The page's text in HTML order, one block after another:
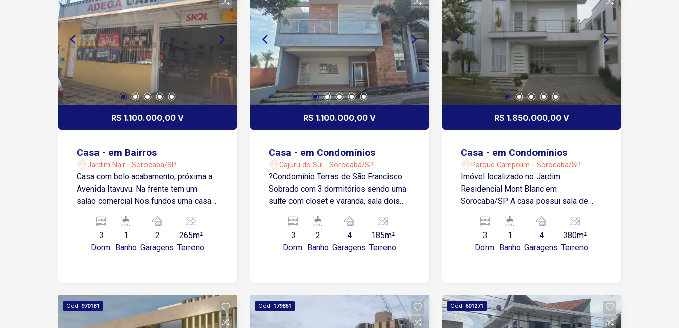
R$ 1.100.000,00 V
Casa - em Bairros
Jardim Nair - Sorocaba/SP
Casa com belo acabamento, próxima a
Avenida Itavuvu. Na frente tem um
salão comercial Nos fundos uma casa
suíte, sala de esta, sala de jantar,
cozinha com copa, banheiro social, área
de serviço. No piso superior: área
3
Dorm.
1
Banho
2
Garagens
265m²
Terreno
R$ 1.100.000,00 V
Casa - em Condomínios
Cajuru do Sul - Sorocaba/SP
?Condomínio Terras de São Francisco
Sobrado com 3 dormitórios sendo uma
suíte com closet e varanda, sala dois
cozinha,área de serviço, quintal espaço
gourmet com churrasqueira, 4 vagas de
garagem sendo 2 cobertas, portaria
3
Dorm.
2
Banho
4
Garagens
185m²
Terreno
R$ 1.850.000,00 V
Casa - em Condomínios
Parque Campolim - Sorocaba/SP
Imóvel localizado no Jardim
Residencial Mont Blanc em
Sorocaba/SP A casa possui sala de
painel de TV, pé direito, luminárias,
lareira, sanca. Cozinha com copa,
armários, gabinete, fogão, exaustor,
espelhos,sanca e luminárias e uma
hidro. Banheiro social Lavabo Área de
serviço e lavanderia com armários
3
Dorm.
1
Banho
4
Garagens
380m²
Terreno
Cód. 970181 Cód. 179861 Cód. 601271